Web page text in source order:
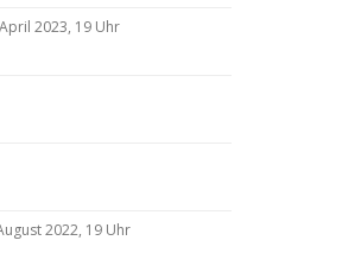
2023, 19 Uhr
2022, 19 Uhr